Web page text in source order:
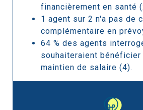
financièrement en santé
1 agent sur 2 n'a pas de
complémentaire en
64 % des agents
souhaiteraient bénéficier
maintien de salaire (4).